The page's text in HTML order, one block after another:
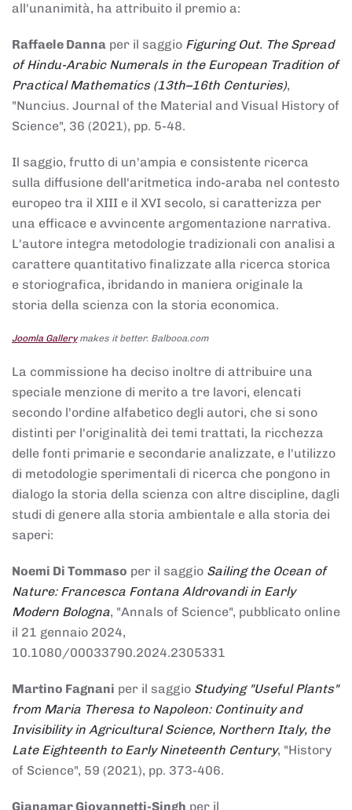
all'unanimità, ha attribuito il premio a:
Raffaele Danna per il saggio Figuring Out. The Spread
of Hindu-Arabic Numerals in the European Tradition of
Practical Mathematics (13th–16th Centuries),
"Nuncius. Journal of the Material and Visual History of
Science", 36 (2021), pp. 5-48.
Il saggio, frutto di un'ampia e consistente ricerca
sulla diffusione dell'aritmetica indo-araba nel contesto
europeo tra il XIII e il XVI secolo, si caratterizza per
una efficace e avvincente argomentazione narrativa.
L'autore integra metodologie tradizionali con analisi a
carattere quantitativo finalizzate alla ricerca storica
e storiografica, ibridando in maniera originale la
storia della scienza con la storia economica.
Joomla Gallerymakes it better. Balbooa.com
La commissione ha deciso inoltre di attribuire una
speciale menzione di merito a tre lavori, elencati
secondo l'ordine alfabetico degli autori, che si sono
distinti per l'originalità dei temi trattati, la ricchezza
delle fonti primarie e secondarie analizzate, e l'utilizzo
di metodologie sperimentali di ricerca che pongono in
dialogo la storia della scienza con altre discipline, dagli
studi di genere alla storia ambientale e alla storia dei
saperi:
Noemi Di Tommaso per il saggio Sailing the Ocean of
Nature: Francesca Fontana Aldrovandi in Early
Modern Bologna, "Annals of Science", pubblicato online
il 21 gennaio 2024,
10.1080/00033790.2024.2305331
Martino Fagnani per il saggio Studying "Useful Plants"
from Maria Theresa to Napoleon: Continuity and
Invisibility in Agricultural Science, Northern Italy, the
Late Eighteenth to Early Nineteenth Century, "History
of Science", 59 (2021), pp. 373-406.
Gianamar Giovannetti-Singh per il